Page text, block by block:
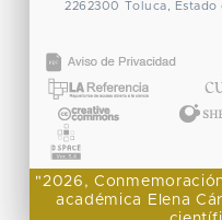
2262300 Toluca, Estado
"2026,
académica Elena